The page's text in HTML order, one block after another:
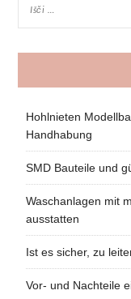
Hohlnieten
Handhabung
SMD Bauteile und
Waschanlagen mit
ausstatten
Ist es sicher, zu
Vor- und Nachteile